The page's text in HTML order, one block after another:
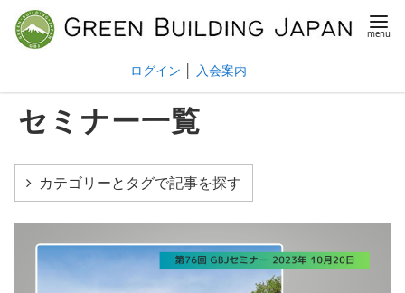
ログイン 入会案内
セミナー一覧
カテゴリーとタグで記事を探す